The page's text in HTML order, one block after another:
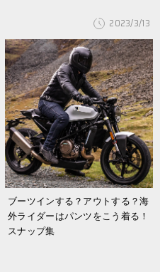
2023/3/13
ブーツインする？アウトする？海
外ライダーはパンツをこう着る！
スナップ集